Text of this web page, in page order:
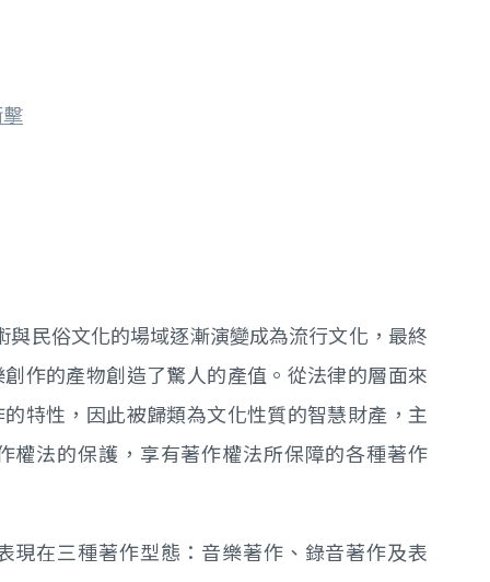
民俗文化的場域逐漸演變成為流行文化，最終
作的產物創造了驚人的產值。從法律的層面來
特性，因此被歸類為文化性質的智慧財產，主
權法的保護，享有著作權法所保障的各種著作
現在三種著作型態：音樂著作、錄音著作及表